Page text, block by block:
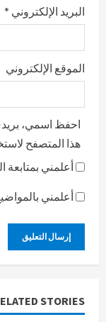
البريد الإلكتروني *
الموقع الإلكتروني
احفظ اسمي،
هذا المتصفح
أعلمني بمتابعة
أعلمني
STORIES